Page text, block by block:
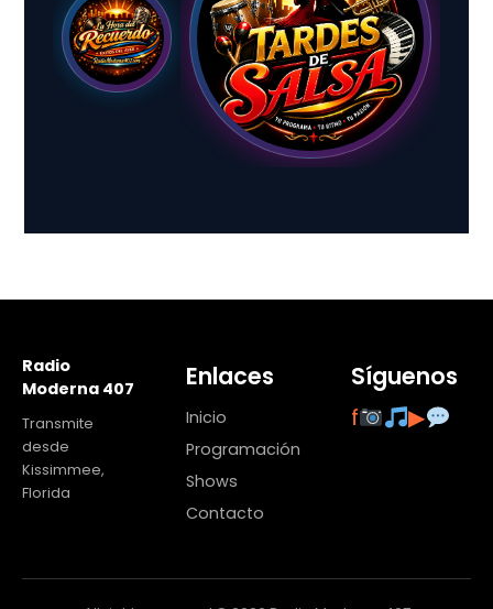
Radio
Moderna 407
Transmite
desde
Kissimmee,
Florida
Enlaces
Inicio
Programación
Shows
Contacto
Síguenos
f ▶